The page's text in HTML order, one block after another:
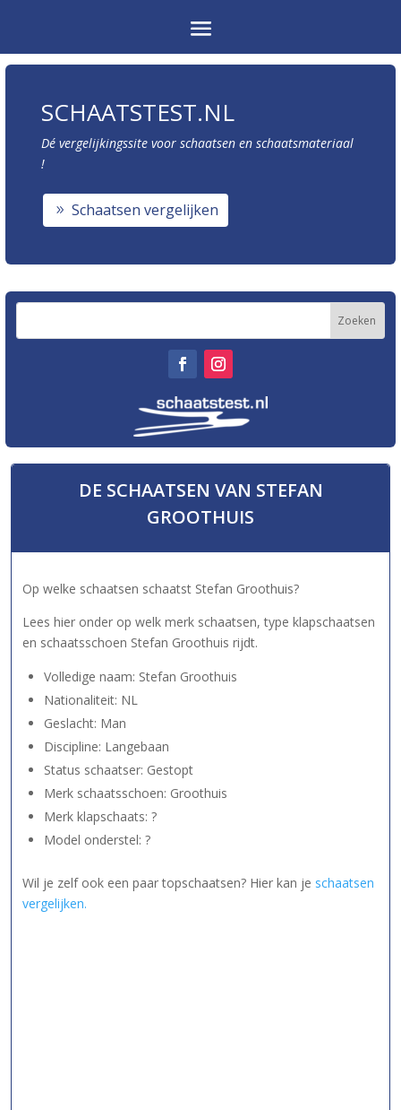
SCHAATSTEST.NL
Dé vergelijkingssite voor schaatsen en schaatsmateriaal
!
Schaatsen vergelijken
DE SCHAATSEN VAN STEFAN
GROOTHUIS
Op welke schaatsen schaatst Stefan Groothuis?
Lees hier onder op welk merk schaatsen, type klapschaatsen
en schaatsschoen Stefan Groothuis rijdt.
Volledige naam: Stefan Groothuis
Nationaliteit: NL
Geslacht: Man
Discipline: Langebaan
Status schaatser: Gestopt
Merk schaatsschoen: Groothuis
Merk klapschaats: ?
Model onderstel: ?
Wil je zelf ook een paar topschaatsen? Hier kan je schaatsen
vergelijken.